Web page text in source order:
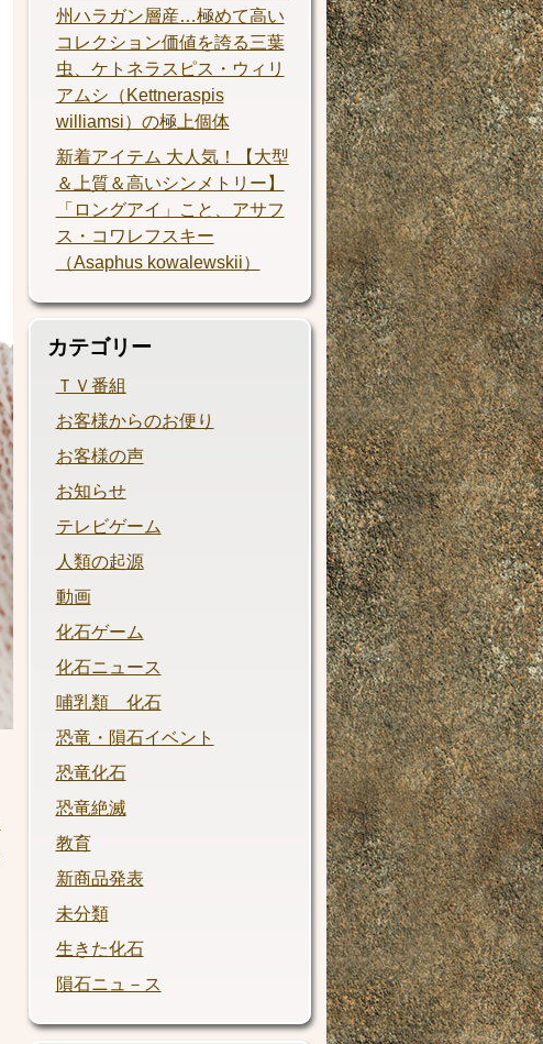
州ハラガン層産…極めて高い
コレクション価値を誇る三葉
虫、ケトネラスピス・ウィリ
アムシ（Kettneraspis
williamsi）の極上個体
新着アイテム 大人気！【大型
＆上質＆高いシンメトリー】
「ロングアイ」こと、アサフ
ス・コワレフスキー
（Asaphus kowalewskii）
カテゴリー
ＴＶ番組
お客様からのお便り
お客様の声
お知らせ
テレビゲーム
人類の起源
動画
化石ゲーム
化石ニュース
哺乳類 化石
恐竜・隕石イベント
恐竜化石
恐竜絶滅
教育
新商品発表
未分類
生きた化石
隕石ニュ－ス